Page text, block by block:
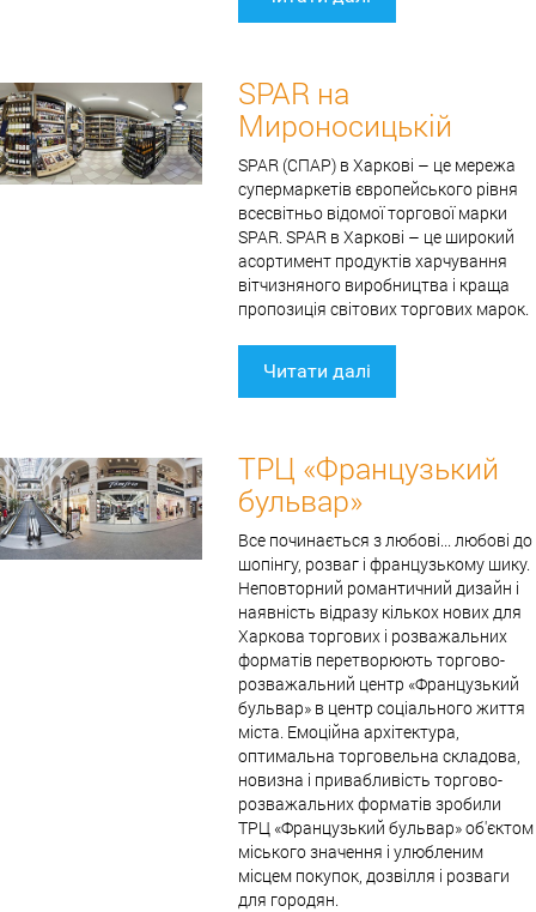
SPAR на
Мироносицькій
SPAR (СПАР) в Харкові – це мережа
супермаркетів європейського рівня
всесвітньо відомої торгової марки
SPAR. SPAR в Харкові – це широкий
асортимент продуктів харчування
вітчизняного виробництва і краща
пропозиція світових торгових марок.
Читати далі
ТРЦ «Французький
бульвар»
Все починається з любові... любові до
шопінгу, розваг і французькому шику.
Неповторний романтичний дизайн і
наявність відразу кількох нових для
Харкова торгових і розважальних
форматів перетворюють торгово-
розважальний центр «Французький
бульвар» в центр соціального життя
міста. Емоційна архітектура,
оптимальна торговельна складова,
новизна і привабливість торгово-
розважальних форматів зробили
ТРЦ «Французький бульвар» об'єктом
міського значення і улюбленим
місцем покупок, дозвілля і розваги
для городян.